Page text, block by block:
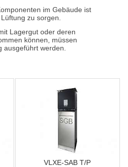
im Gebäude ist
zu sorgen.
Lagergut oder deren
können, müssen
ausgeführt werden.
VLXE-SAB T/P